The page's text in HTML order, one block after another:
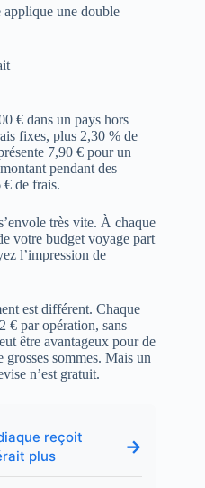
applique une double
€ dans un pays hors
fixes, plus 2,30 % de
7,90 € pour un
pendant des
€ de frais.
très vite. À chaque
votre budget voyage part
l’impression de
est différent. Chaque
€ par opération, sans
être avantageux pour de
sommes. Mais un
n’est gratuit.
reçoit
plus
→